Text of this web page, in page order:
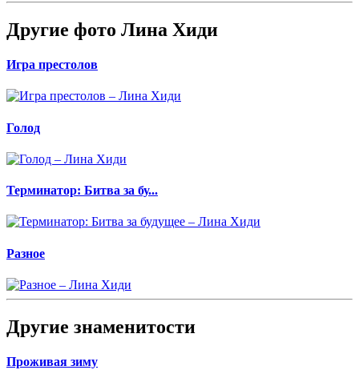
Другие фото Лина Хиди
Игра престолов
Голод
Терминатор: Битва за бу...
Разное
Другие знаменитости
Проживая зиму